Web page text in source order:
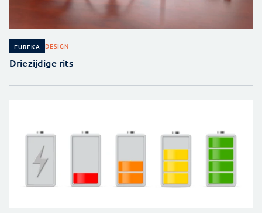
EUREKA DESIGN
Driezijdige rits